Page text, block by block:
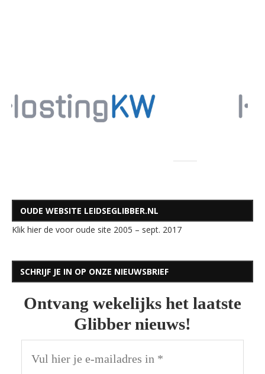
OUDE WEBSITE LEIDSEGLIBBER.NL
Klik hier de voor oude site 2005 – sept. 2017
SCHRIJF JE IN OP ONZE NIEUWSBRIEF
Ontvang wekelijks het laatste
Glibber nieuws!